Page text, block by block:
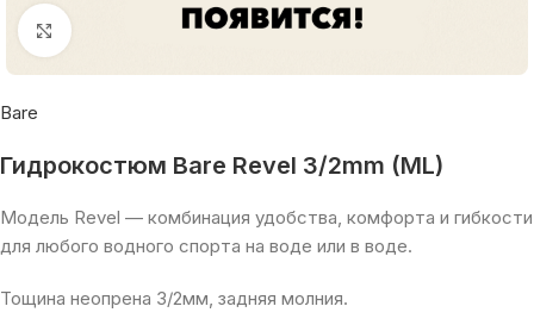
Увеличить
Bare
Гидрокостюм Bare Revel 3/2mm (ML)
Модель Revel — комбинация удобства, комфорта и гибкости
для любого водного спорта на воде или в воде.
Тощина неопрена 3/2мм, задняя молния.